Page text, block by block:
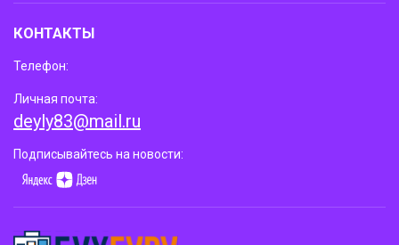
КОНТАКТЫ
Телефон:
Личная почта:
deyly83@mail.ru
Подписывайтесь на новости: